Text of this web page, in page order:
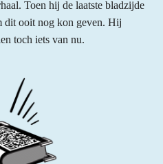
Toen hij de laatste bladzijde
dit ooit nog kon geven. Hij
toch iets van nu.